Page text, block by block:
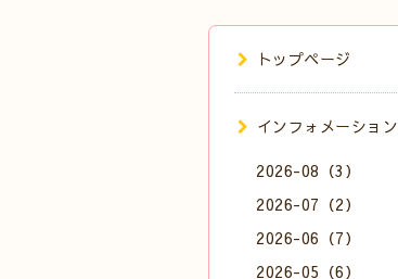
トップページ
インフォメーション
2026-08（3）
2026-07（2）
2026-06（7）
2026-05（6）